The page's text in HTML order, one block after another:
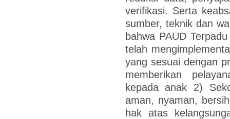
verifikasi. Serta
sumber, teknik dan
bahwa PAUD
telah
yang sesuai dengan
memberikan
kepada anak 2)
aman, nyaman,
hak atas